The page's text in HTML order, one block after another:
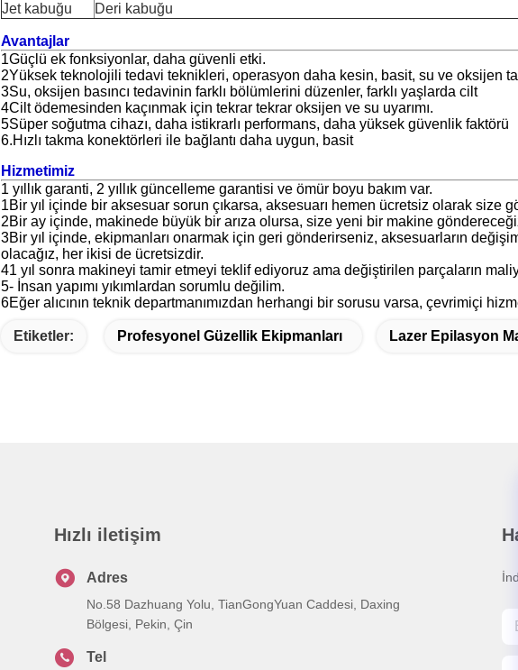
Jet kabuğu
Deri kabuğu
Avantajlar
1Güçlü ek fonksiyonlar, daha güvenli etki.
2Yüksek teknolojili tedavi teknikleri, operasyon daha kesin, basit, su ve oksijen
3Su, oksijen basıncı tedavinin farklı bölümlerini düzenler, farklı yaşlarda cilt
4Cilt ödemesinden kaçınmak için tekrar tekrar oksijen ve su uyarımı.
5Süper soğutma cihazı, daha istikrarlı performans, daha yüksek güvenlik faktörü
6.Hızlı takma konektörleri ile bağlantı daha uygun, basit
Hizmetimiz
1 yıllık garanti, 2 yıllık güncelleme garantisi ve ömür boyu bakım var.
1Bir yıl içinde bir aksesuar sorun çıkarsa, aksesuarı hemen ücretsiz olarak size
2Bir ay içinde, makinede büyük bir arıza olursa, size yeni bir makine
3Bir yıl içinde, ekipmanları onarmak için geri gönderirseniz, aksesuarların
olacağız, her ikisi de ücretsizdir.
41 yıl sonra makineyi tamir etmeyi teklif ediyoruz ama değiştirilen parçaların
5- İnsan yapımı yıkımlardan sorumlu değilim.
6Eğer alıcının teknik departmanımızdan herhangi bir sorusu varsa, çevrimiçi
Etiketler: Profesyonel Güzellik Ekipmanları Lazer Epilasyon
Hızlı iletişim
Adres
No.58 Dazhuang Yolu, TianGongYuan Caddesi, Daxing
Bölgesi, Pekin, Çin
Tel